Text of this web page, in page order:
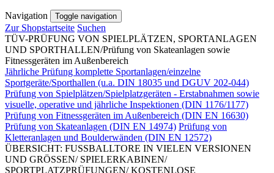
Navigation Toggle navigation
Zur Shopstartseite Suchen
TÜV-PRÜFUNG VON SPIELPLÄTZEN, SPORTANLAGEN
UND SPORTHALLEN/Prüfung von Skateanlagen sowie
Fitnessgeräten im Außenbereich
Jährliche Prüfung komplette Sportanlagen/einzelne
Sportgeräte/Sporthallen (u.a. DIN 18035 und DGUV 202-044)
Prüfung von Spielplätzen/Spielplatzgeräten - Erstabnahmen sowie
visuelle, operative und jährliche Inspektionen (DIN 1176/1177)
Prüfung von Fitnessgeräten im Außenbereich (DIN EN 16630)
Prüfung von Skateanlagen (DIN EN 14974) Prüfung von
Kletteranlagen und Boulderwänden (DIN EN 12572)
ÜBERSICHT: FUSSBALLTORE IN VIELEN VERSIONEN
UND GRÖSSEN/ SPIELERKABINEN/
SPORTPLATZPRÜFUNGEN/ KOSTENLOSE